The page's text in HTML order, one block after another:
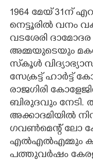
1964 മേയ് 31ന്
നെട്ടൂരിൽ വനം
വടശേരി
അമ്മയുടെയും
സ്‌കൂൾ
സേക്രട്ട് ഹാർട്ട്
രാജഗിരി
ബിരുദവും നേടി.
അക്കാദമിയിൽ
ഗവൺമെന്റ് ലോ
എൽഎൽഎമ്മും
പത്തുവ‌ർഷം